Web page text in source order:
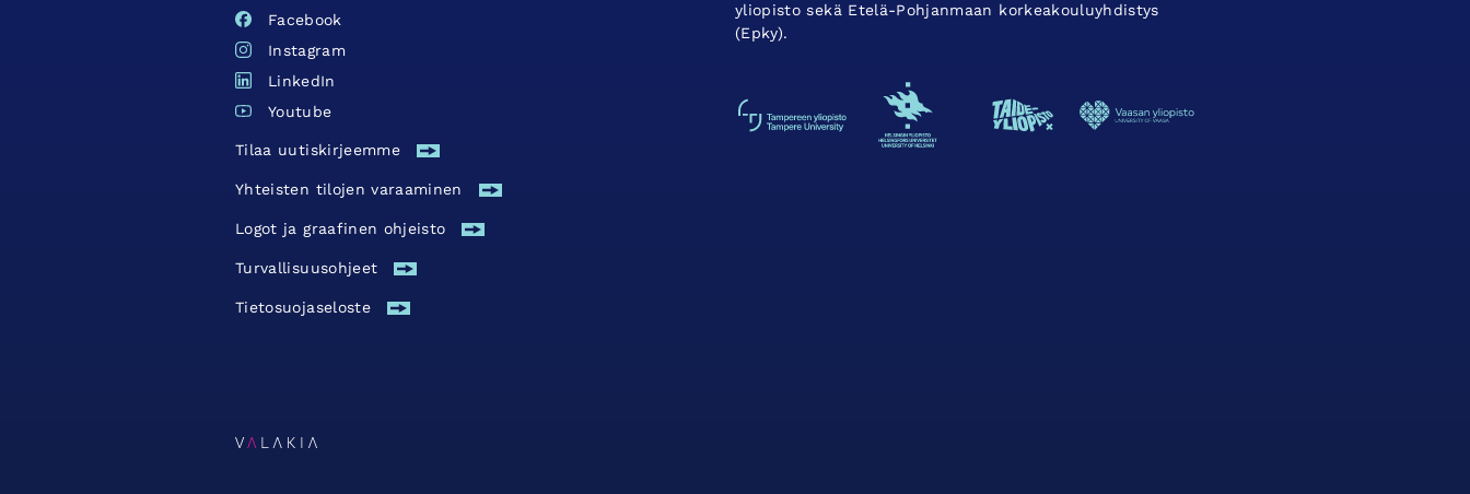
Facebook
Instagram
LinkedIn
Youtube
Tilaa uutiskirjeemme
Yhteisten tilojen varaaminen
Logot ja graafinen ohjeisto
Turvallisuus­ohjeet
Tietosuojaseloste
yliopisto sekä Etelä-Pohjanmaan korkeakouluyhdistys
(Epky).